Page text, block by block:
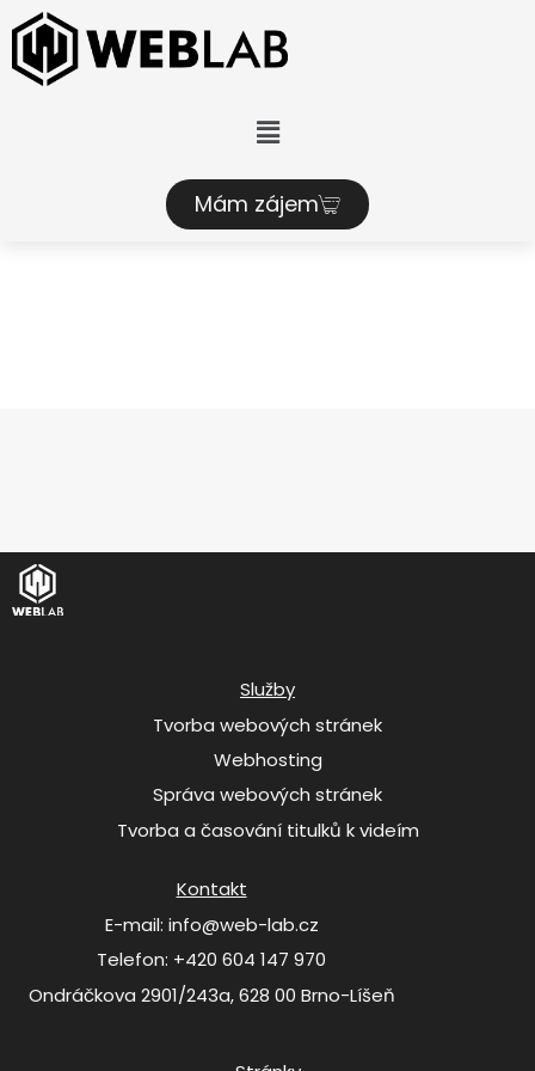
Mám zájem
Služby
Tvorba webových stránek
Webhosting
Správa webových stránek
Tvorba a časování titulků k videím
Kontakt
E-mail: info@web-lab.cz
Telefon: +420 604 147 970
Ondráčkova 2901/243a, 628 00 Brno-Líšeň